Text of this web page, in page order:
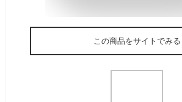
この商品をサイトでみる